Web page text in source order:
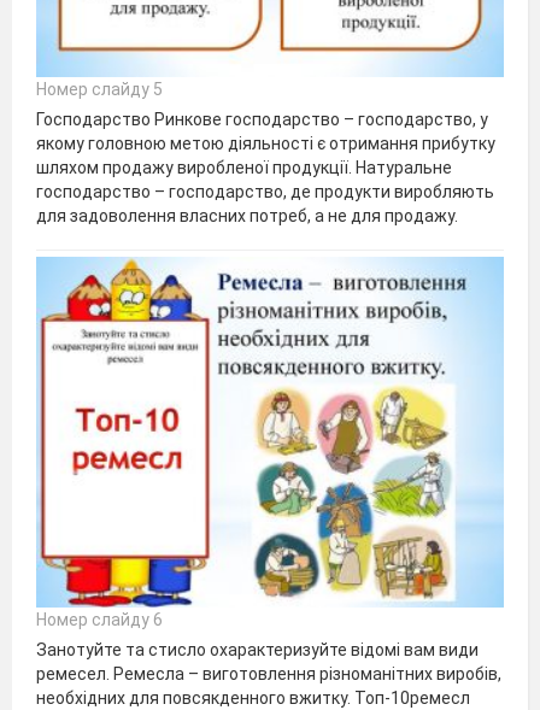
Номер слайду 5
Господарство Ринкове господарство – господарство, у
якому головною метою діяльності є отримання прибутку
шляхом продажу виробленої продукції. Натуральне
господарство – господарство, де продукти виробляють
для задоволення власних потреб, а не для продажу.
Номер слайду 6
Занотуйте та стисло охарактеризуйте відомі вам види
ремесел. Ремесла – виготовлення різноманітних виробів,
необхідних для повсякденного вжитку. Топ-10ремесл